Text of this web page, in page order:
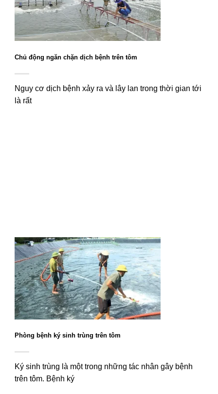
Chủ động ngăn chặn dịch bệnh trên tôm
Nguy cơ dịch bệnh xảy ra và lây lan trong thời gian tới
là rất
Phòng bệnh ký sinh trùng trên tôm
Ký sinh trùng là một trong những tác nhân gây bệnh
trên tôm. Bệnh ký